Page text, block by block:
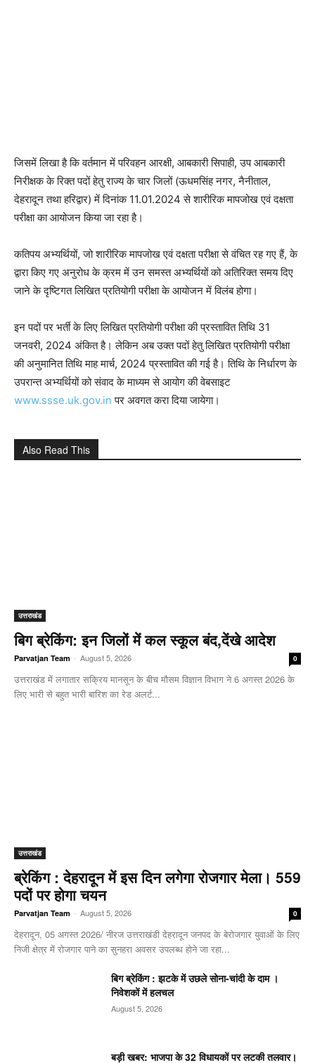
जिसमें लिखा है कि वर्तमान में परिवहन आरक्षी, आबकारी सिपाही, उप आबकारी
निरीक्षक के रिक्त पदों हेतु राज्य के चार जिलों (ऊधमसिंह नगर, नैनीताल,
देहरादून तथा हरिद्वार) में दिनांक 11.01.2024 से शारीरिक मापजोख एवं दक्षता
परीक्षा का आयोजन किया जा रहा है।
कतिपय अभ्यर्थियों, जो शारीरिक मापजोख एवं दक्षता परीक्षा से वंचित रह गए हैं, के
द्वारा किए गए अनुरोध के क्रम में उन समस्त अभ्यर्थियों को अतिरिक्त समय दिए
जाने के दृष्टिगत लिखित प्रतियोगी परीक्षा के आयोजन में विलंब होगा।
इन पदों पर भर्ती के लिए लिखित प्रतियोगी परीक्षा की प्रस्तावित तिथि 31
जनवरी, 2024 अंकित है। लेकिन अब उक्त पदों हेतु लिखित प्रतियोगी परीक्षा
की अनुमानित तिथि माह मार्च, 2024 प्रस्तावित की गई है। तिथि के निर्धारण के
उपरान्त अभ्यर्थियों को संवाद के माध्यम से आयोग की वेबसाइट
www.ssse.uk.gov.in पर अवगत करा दिया जायेगा।
Also Read This
उत्तराखंड
बिग ब्रेकिंग: इन जिलों में कल स्कूल बंद,देंखे आदेश
Parvatjan Team - August 5, 2026 0
उत्तराखंड में लगातार सक्रिय मानसून के बीच मौसम विज्ञान विभाग ने 6 अगस्त 2026 के
लिए भारी से बहुत भारी बारिश का रेड अलर्ट...
उत्तराखंड
ब्रेकिंग : देहरादून में इस दिन लगेगा रोजगार मेला। 559
पदों पर होगा चयन
Parvatjan Team - August 5, 2026 0
देहरादून, 05 अगस्त 2026/ नीरज उत्तराखंडी देहरादून जनपद के बेरोजगार युवाओं के लिए
निजी क्षेत्र में रोजगार पाने का सुनहरा अवसर उपलब्ध होने जा रहा...
बिग ब्रेकिंग : झटके में उछले सोना-चांदी के दाम ।
निवेशकों में हलचल
August 5, 2026
बड़ी खबर: भाजपा के 32 विधायकों पर लटकी तलवार।